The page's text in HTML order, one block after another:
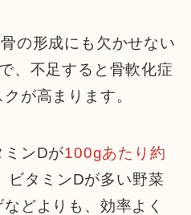
の形成にも欠かせない
、不足すると骨軟化症
が高まります。
ミンDが100gあたり約
ビタミンDが多い野菜
どよりも、効率よく